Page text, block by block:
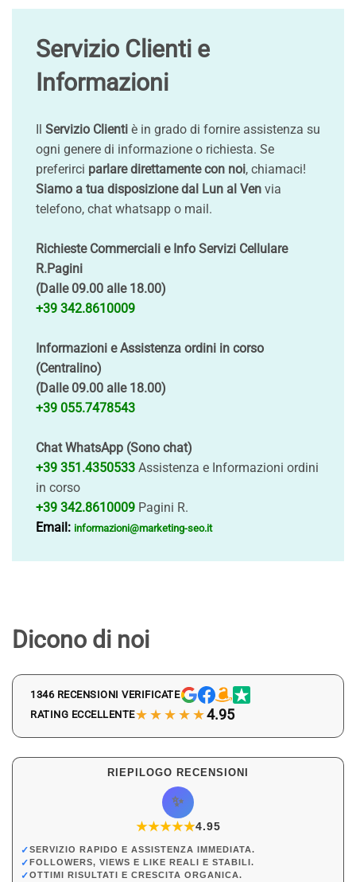
Servizio Clienti e
Informazioni
Servizio Clienti è in grado di fornire assistenza su
ogni genere di informazione o richiesta. Se
preferirci parlare direttamente con noi, chiamaci!
Siamo a tua disposizione dal Lun al Ven via
telefono, chat whatsapp o mail.
Richieste Commerciali e Info Servizi Cellulare
R.Pagini
(Dalle 09.00 alle 18.00)
+39 342.8610009
Informazioni e Assistenza ordini in corso
(Centralino)
(Dalle 09.00 alle 18.00)
+39 055.7478543
Chat WhatsApp (Sono chat)
+39 351.4350533 Assistenza e Informazioni ordini
in corso
+39 342.8610009 Pagini R.
Email: informazioni@marketing-seo.it
Dicono di noi
1346 RECENSIONI VERIFICATE
RATING ECCELLENTE★★★★★4.95
RIEPILOGO RECENSIONI
✨
★★★★★
★4.95
✓SERVIZIO RAPIDO E ASSISTENZA IMMEDIATA.
✓FOLLOWERS, VIEWS E LIKE REALI E STABILI.
✓OTTIMI RISULTATI E CRESCITA ORGANICA.